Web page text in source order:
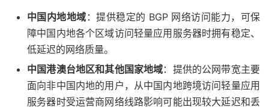
中国内地地域 ：提供稳定的 BGP 网络访问能力，可保
障中国内地各个区域访问轻量应用服务器时拥有稳定、
低延迟的网络质量。
中国港澳台地区和其他国家地域：提供的公网带宽主要
面向非中国内地的用户，从中国内地跨境访问轻量应用
服务器时受运营商网络线路影响可能出现较大延迟和丢